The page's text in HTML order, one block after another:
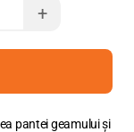
+
pantei geamului și